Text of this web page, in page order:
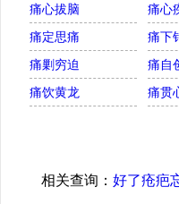
痛心拔脑 痛心
痛定思痛
痛下
痛剿穷迫
痛自
痛饮黄龙
痛贯
相关查询： 好了疮疤